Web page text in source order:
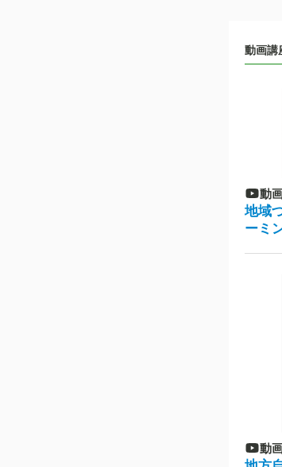
動画講
動
地域
ーミ
動